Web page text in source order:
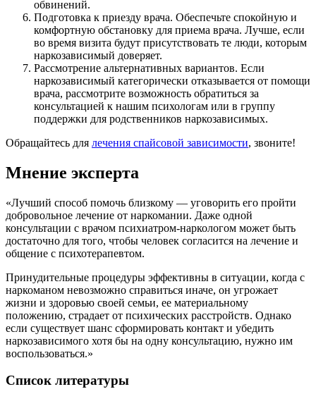
обвинений.
Подготовка к приезду врача. Обеспечьте спокойную и
комфортную обстановку для приема врача. Лучше, если
во время визита будут присутствовать те люди, которым
наркозависимый доверяет.
Рассмотрение альтернативных вариантов. Если
наркозависимый категорически отказывается от помощи
врача, рассмотрите возможность обратиться за
консультацией к нашим психологам или в группу
поддержки для родственников наркозависимых.
Обращайтесь для лечения спайсовой зависимости, звоните!
Мнение эксперта
«Лучший способ помочь близкому — уговорить его пройти
добровольное лечение от наркомании. Даже одной
консультации с врачом психиатром-наркологом может быть
достаточно для того, чтобы человек согласится на лечение и
общение с психотерапевтом.
Принудительные процедуры эффективны в ситуации, когда с
наркоманом невозможно справиться иначе, он угрожает
жизни и здоровью своей семьи, ее материальному
положению, страдает от психических расстройств. Однако
если существует шанс сформировать контакт и убедить
наркозависимого хотя бы на одну консультацию, нужно им
воспользоваться.»
Список литературы